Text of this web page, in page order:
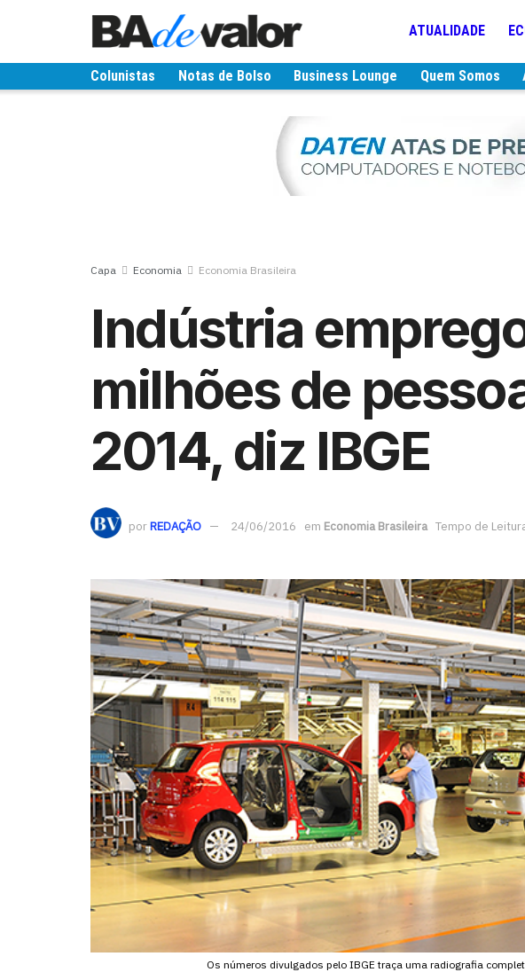
ATUALIDADE
Colunistas Notas de Bolso Business Lounge Quem Somos
Capa Economia Economia Brasileira
Indústria
milhões de
2014, diz IBGE
porREDAÇÃO 24/06/2016 em Economia Brasileira Tempo de
Os números divulgados pelo IBGE traça uma radiografia